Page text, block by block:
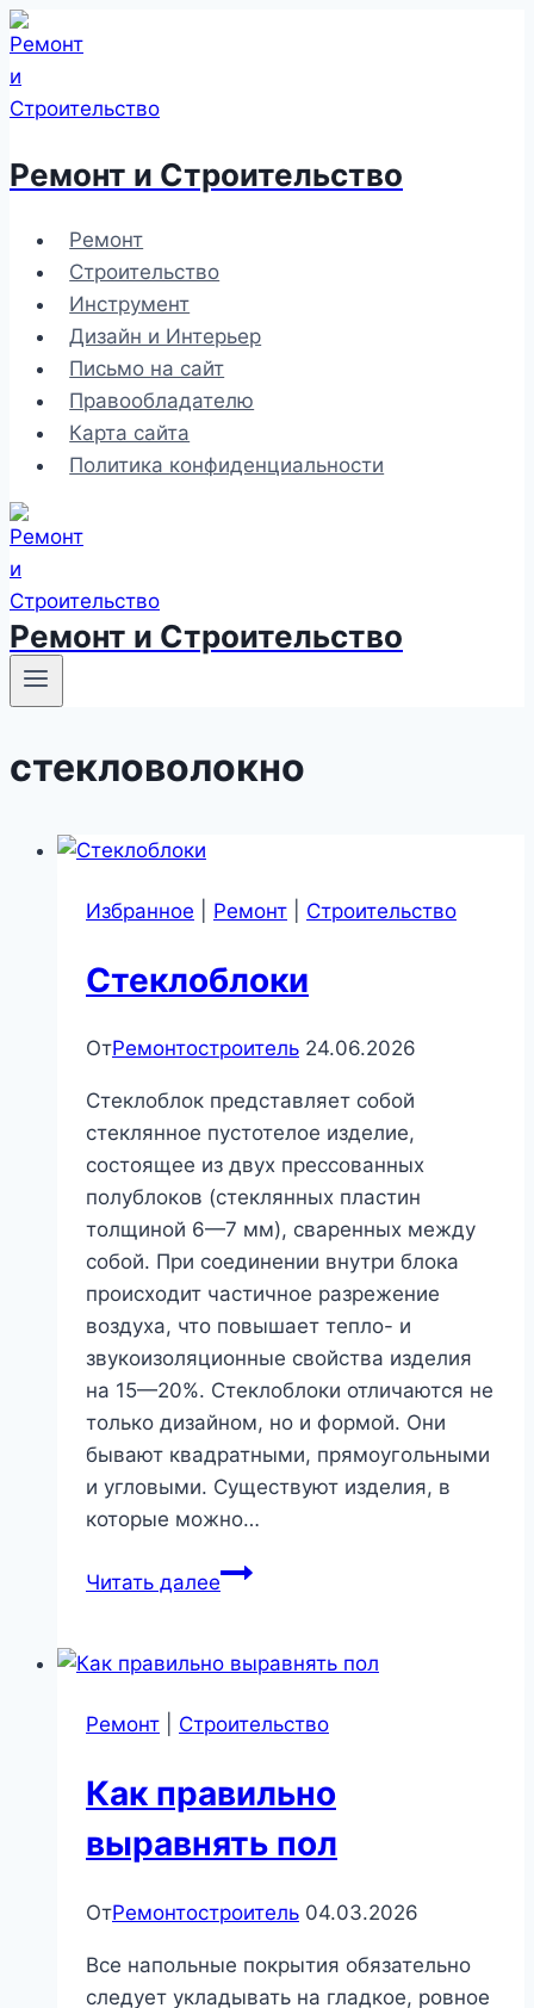
Перейти
к
содержимому
Ремонт и Строительство
Ремонт
Строительство
Инструмент
Дизайн и Интерьер
Письмо на сайт
Правообладателю
Карта сайта
Политика конфиденциальности
Ремонт и Строительство
стекловолокно
Избранное Ремонт Строительство
Стеклоблоки
ОтРемонтостроитель 24.06.2026
Стеклоблок представляет собой
стеклянное пустотелое изделие,
состоящее из двух прессованных
полублоков (стеклянных пластин
толщиной 6—7 мм), сваренных между
собой. При соединении внутри блока
происходит частичное разрежение
воздуха, что повышает тепло- и
звукоизоляционные свойства изделия
на 15—20%. Стеклоблоки отличаются не
только дизайном, но и формой. Они
бывают квадратными, прямоугольными
и угловыми. Существуют изделия, в
которые можно…
Читать далееСтеклоблоки
Ремонт Строительство
Как правильно
выравнять пол
ОтРемонтостроитель 04.03.2026
Все напольные покрытия обязательно
следует укладывать на гладкое, ровное